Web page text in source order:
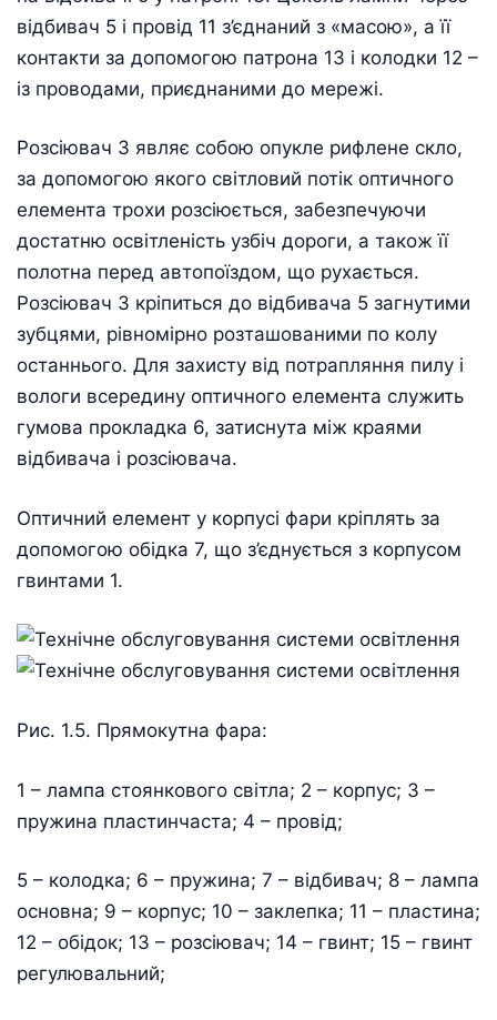
відбивач 5 і провід 11 з’єднаний з «масою», а її
контакти за допомогою патрона 13 і колодки 12 –
із проводами, приєднаними до мережі.
Розсіювач 3 являє собою опукле рифлене скло,
за допомогою якого світловий потік оптичного
елемента трохи розсіюється, забезпечуючи
достатню освітленість узбіч дороги, а також її
полотна перед автопоїздом, що рухається.
Розсіювач 3 кріпиться до відбивача 5 загнутими
зубцями, рівномірно розташованими по колу
останнього. Для захисту від потрапляння пилу і
вологи всередину оптичного елемента служить
гумова прокладка 6, затиснута між краями
відбивача і розсіювача.
Оптичний елемент у корпусі фари кріплять за
допомогою обідка 7, що з’єднується з корпусом
гвинтами 1.
Рис. 1.5. Прямокутна фара:
1 – лампа стоянкового світла; 2 – корпус; 3 –
пружина пластинчаста; 4 – провід;
5 – колодка; 6 – пружина; 7 – відбивач; 8 – лампа
основна; 9 – корпус; 10 – заклепка; 11 – пластина;
12 – обідок; 13 – розсіювач; 14 – гвинт; 15 – гвинт
регулювальний;